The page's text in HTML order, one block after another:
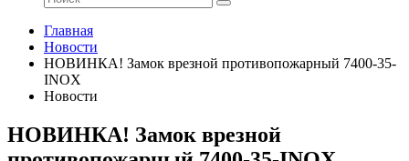
Главная
Новости
НОВИНКА! Замок врезной противопожарный 7400-35-
INOX
Новости
НОВИНКА! Замок врезной